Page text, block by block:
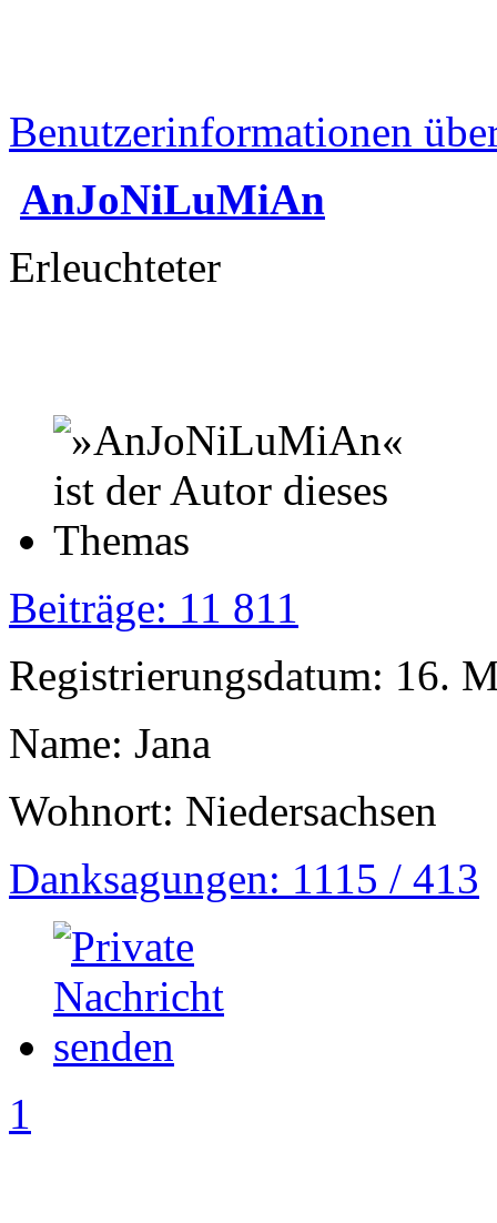
Benutzerinformationen
AnJoNiLuMiAn
Erleuchteter
Beiträge: 11 811
Registrierungsdatum: 16.
Name: Jana
Wohnort: Niedersachsen
Danksagungen: 1115 / 413
1